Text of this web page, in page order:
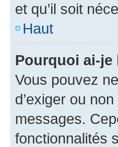
et qu’il soit
Haut
Pourquoi ai-je
Vous pouvez
d’exiger ou
messages.
fonctionnalités